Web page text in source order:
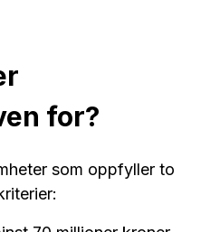
for?
som oppfyller to